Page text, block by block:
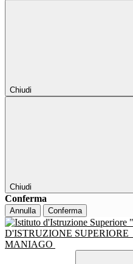
Chiudi
Chiudi
Conferma
Annulla Conferma
D'ISTRUZIONE SUPERIORE
MANIAGO